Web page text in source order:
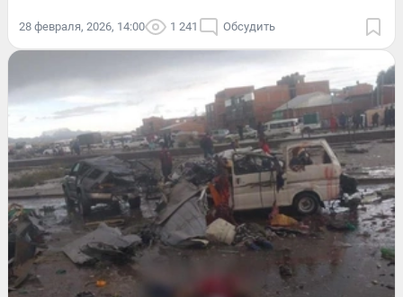
28 февраля, 2026, 14:00 1 241 Обсудить